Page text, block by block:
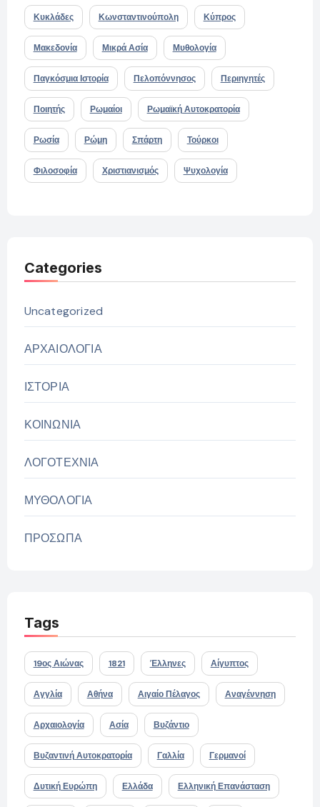
Κυκλάδες Κωνσταντινούπολη Κύπρος
Μακεδονία Μικρά Ασία Μυθολογία
Παγκόσμια Ιστορία Πελοπόννησος Περιηγητές
Ποιητής Ρωμαίοι Ρωμαϊκή Αυτοκρατορία
Ρωσία Ρώμη Σπάρτη Τούρκοι
Φιλοσοφία Χριστιανισμός Ψυχολογία
Categories
Uncategorized
ΑΡΧΑΙΟΛΟΓΙΑ
ΙΣΤΟΡΙΑ
ΚΟΙΝΩΝΙΑ
ΛΟΓΟΤΕΧΝΙΑ
ΜΥΘΟΛΟΓΙΑ
ΠΡΟΣΩΠΑ
Tags
19ος Αιώνας 1821 Έλληνες Αίγυπτος
Αγγλία Αθήνα Αιγαίο Πέλαγος Αναγέννηση
Αρχαιολογία Ασία Βυζάντιο
Βυζαντινή Αυτοκρατορία Γαλλία Γερμανοί
Δυτική Ευρώπη Ελλάδα Ελληνική Επανάσταση